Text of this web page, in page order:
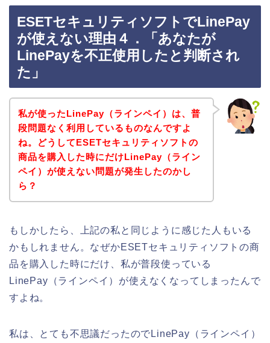
ESETセキュリティソフトでLinePay
が使えない理由４．「あなたが
LinePayを不正使用したと判断され
た」
私が使ったLinePay（ラインペイ）は、普
段問題なく利用しているものなんですよ
ね。どうしてESETセキュリティソフトの
商品を購入した時にだけLinePay（ライン
ペイ）が使えない問題が発生したのかし
ら？
もしかしたら、上記の私と同じように感じた人もいる
かもしれません。なぜかESETセキュリティソフトの商
品を購入した時にだけ、私が普段使っている
LinePay（ラインペイ）が使えなくなってしまったんで
すよね。
私は、とても不思議だったのでLinePay（ラインペイ）